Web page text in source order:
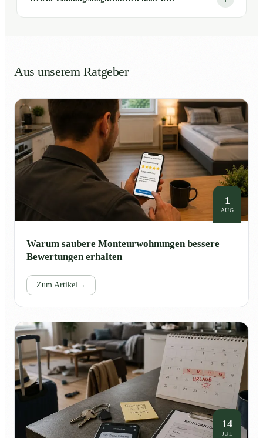
Aus unserem Ratgeber
1
AUG
Warum saubere Monteurwohnungen bessere
Bewertungen erhalten
Zum Artikel →
14
JUL